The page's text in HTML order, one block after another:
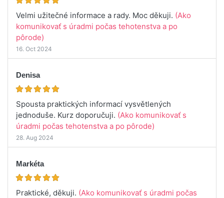
Velmi užitečné informace a rady. Moc děkuji. (Ako
komunikovať s úradmi počas tehotenstva a po
pôrode)
16. Oct 2024
Denisa
Spousta praktických informací vysvětlených
jednoduše. Kurz doporučuji. (Ako komunikovať s
úradmi počas tehotenstva a po pôrode)
28. Aug 2024
Markéta
Praktické, děkuji. (Ako komunikovať s úradmi počas